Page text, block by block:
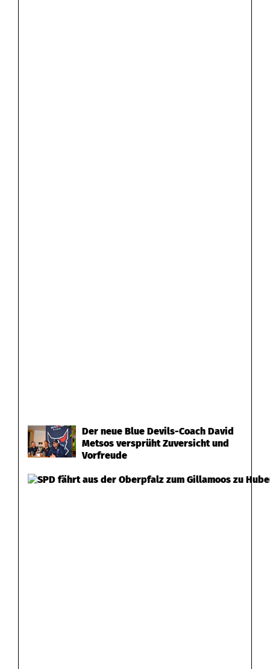
Der neue Blue Devils-Coach David
Metsos versprüht Zuversicht und
Vorfreude